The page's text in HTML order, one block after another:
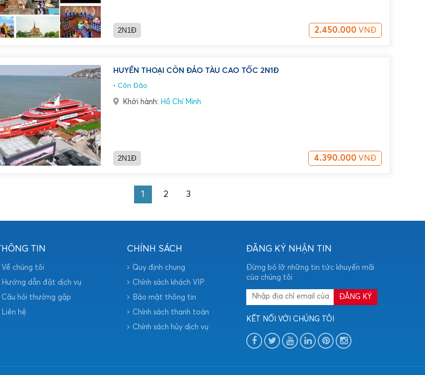
2N1Đ 2.450.000 VNĐ
HUYỀN THOẠI CÔN ĐẢO TÀU CAO TỐC 2N1Đ
Côn Đảo
Khởi hành: Hồ Chí Minh
2N1Đ 4.390.000 VNĐ
1 2 3
THÔNG TIN
Về chúng tôi
Hướng dẫn đặt dịch vụ
Câu hỏi thường gặp
Liên hệ
CHÍNH SÁCH
Quy định chung
Chính sách khách VIP
Bảo mật thông tin
Chính sách thanh toán
Chính sách hủy dịch vụ
ĐĂNG KÝ NHẬN TIN
Đừng bỏ lỡ những tin tức khuyến mãi
của chúng tôi
KẾT NỐI VỚI CHÚNG TÔI